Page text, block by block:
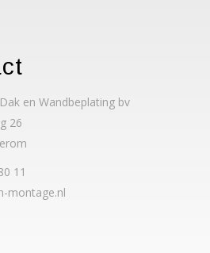
en Wandbeplating bv
26
11
montage.nl